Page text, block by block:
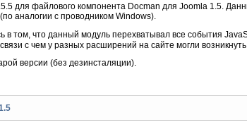
для файлового компонента Docman для Joomla 1.5.
аналогии с проводником Windows).
в том, что данный модуль перехватывал все события
с чем у разных расширений на сайте могли
версии (без дезинсталяции).